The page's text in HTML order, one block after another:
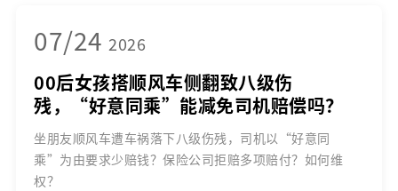
07/24 2026
00后女孩搭顺风车侧翻致八级伤
残，“好意同乘”能减免司机赔偿吗？
坐朋友顺风车遭车祸落下八级伤残，司机以“好意同
乘”为由要求少赔钱？保险公司拒赔多项赔付？如何维
权？